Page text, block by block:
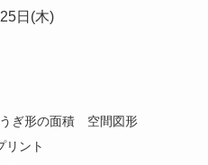
日(木)
ぎ形の面積 空間図形
リント